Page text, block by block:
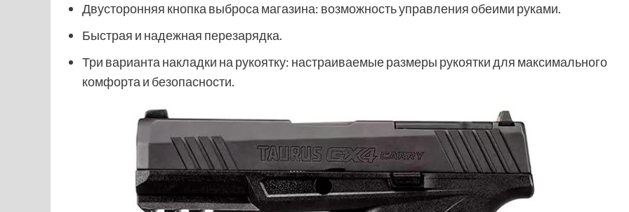
Двусторонняя кнопка выброса магазина: возможность управления обеими руками.
Быстрая и надежная перезарядка.
Три варианта накладки на рукоятку: настраиваемые размеры рукоятки для максимального
комфорта и безопасности.